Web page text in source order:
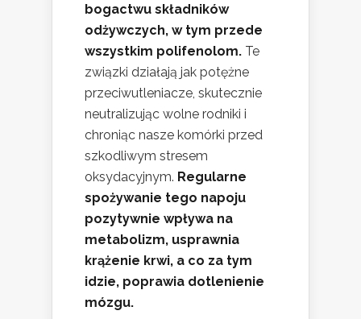
bogactwu składników
odżywczych, w tym przede
wszystkim polifenolom. Te
związki działają jak potężne
przeciwutleniacze, skutecznie
neutralizując wolne rodniki i
chroniąc nasze komórki przed
szkodliwym stresem
oksydacyjnym. Regularne
spożywanie tego napoju
pozytywnie wpływa na
metabolizm, usprawnia
krążenie krwi, a co za tym
idzie, poprawia dotlenienie
mózgu.